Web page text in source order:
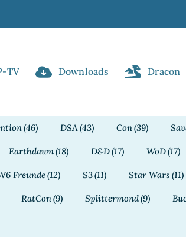
TV Downloads Dracon
(46) DSA(43) Con(39)
Earthdawn(18) D&D(17) WoD(17)
Freunde(12) S3(11) Star Wars (11)
RatCon(9) Splittermond(9)